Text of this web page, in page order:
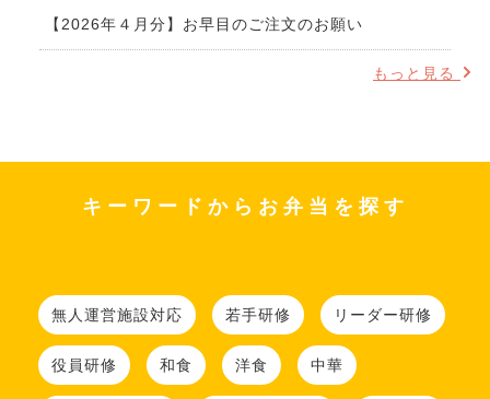
【2026年４月分】お早目のご注文のお願い
もっと見る
キーワードからお弁当を探す
無人運営施設対応 若手研修 リーダー研修
役員研修 和食 洋食 中華